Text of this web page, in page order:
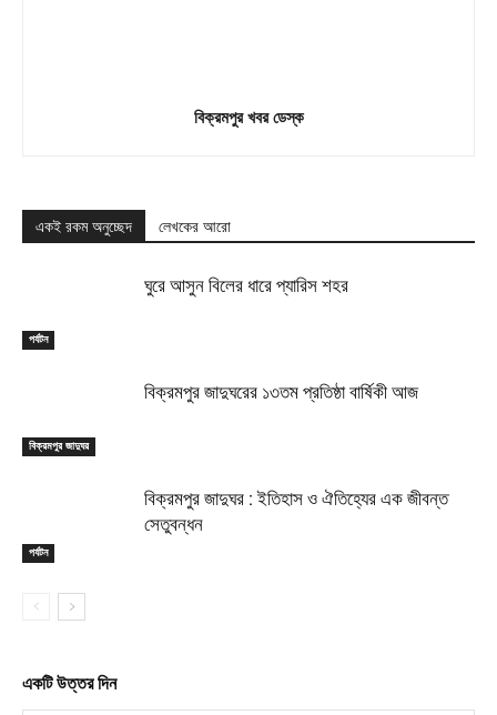
বিক্রমপুর খবর ডেস্ক
একই রকম অনুচ্ছেদ লেখকের আরো
পর্যটন
ঘুরে আসুন বিলের ধারে প্যারিস শহর
বিক্রমপুর জাদুঘর
বিক্রমপুর জাদুঘরের ১৩তম প্রতিষ্ঠা বার্ষিকী আজ
পর্যটন
বিক্রমপুর জাদুঘর : ইতিহাস ও ঐতিহ্যের এক জীবন্ত
সেতুবন্ধন
একটি উত্তর দিন